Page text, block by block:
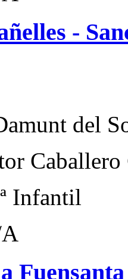
-
del
Caballero
Infantil